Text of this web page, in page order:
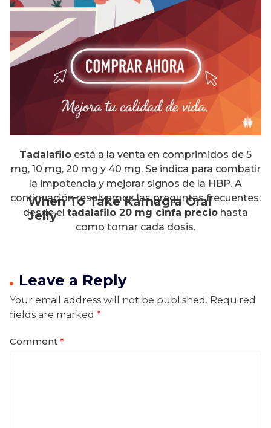
When To Take Kamagra Oral
Jelly
Tadalafilo está a la venta en comprimidos de 5
mg, 10 mg, 20 mg y 40 mg. Se indica para combatir
la impotencia y mejorar signos de la HBP. A
continuación resolvemos las preguntas frecuentes:
desde el tadalafilo 20 mg cinfa precio hasta
como tomar cada dosis.
Leave a Reply
Your email address will not be published. Required
fields are marked *
Comment *